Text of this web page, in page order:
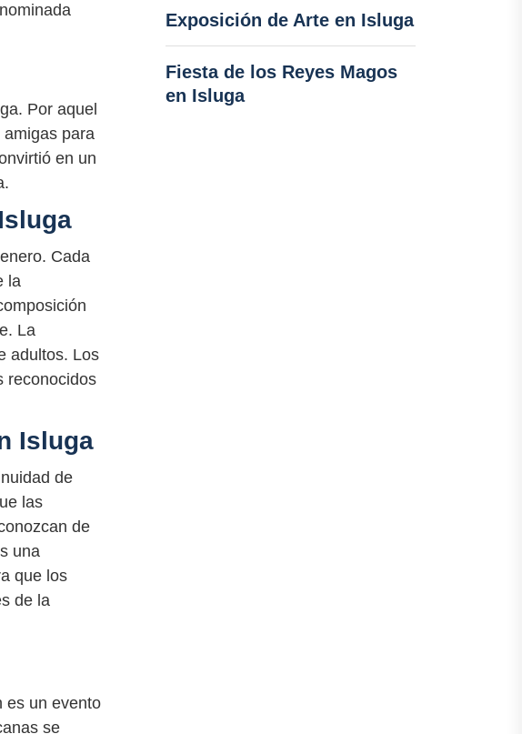
Por aquel
para
en un
Cada
la
La
adultos. Los
reconocidos
Isluga
de
las
de
una
que los
de la
es un evento
se
Exposición de Arte en Isluga
Fiesta de los Reyes Magos
en Isluga